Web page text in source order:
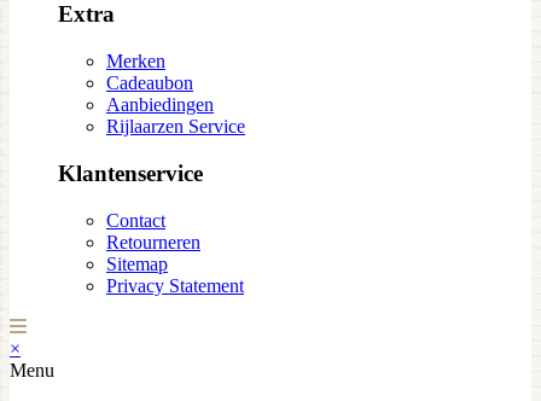
Extra
Merken
Cadeaubon
Aanbiedingen
Rijlaarzen Service
Klantenservice
Contact
Retourneren
Sitemap
Privacy Statement
×
Menu